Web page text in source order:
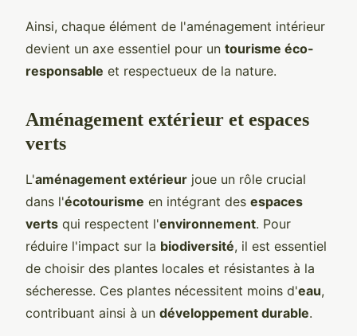
Ainsi, chaque élément de l'aménagement intérieur
devient un axe essentiel pour un tourisme éco-
responsable et respectueux de la nature.
Aménagement extérieur et espaces
verts
L'aménagement extérieur joue un rôle crucial
dans l'écotourisme en intégrant des espaces
verts qui respectent l'environnement. Pour
réduire l'impact sur la biodiversité, il est essentiel
de choisir des plantes locales et résistantes à la
sécheresse. Ces plantes nécessitent moins d'eau,
contribuant ainsi à un développement durable.